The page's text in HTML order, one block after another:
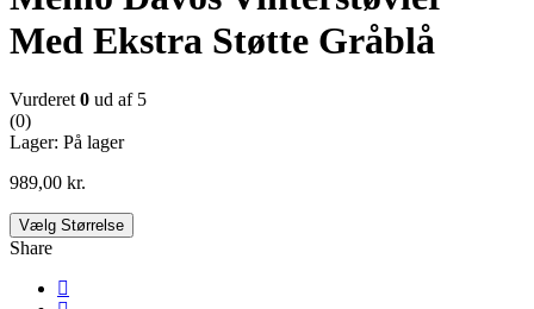
Med Ekstra Støtte Gråblå
Vurderet 0 ud af 5
(0)
Lager: På lager
989,00 kr.
Vælg Størrelse
Share